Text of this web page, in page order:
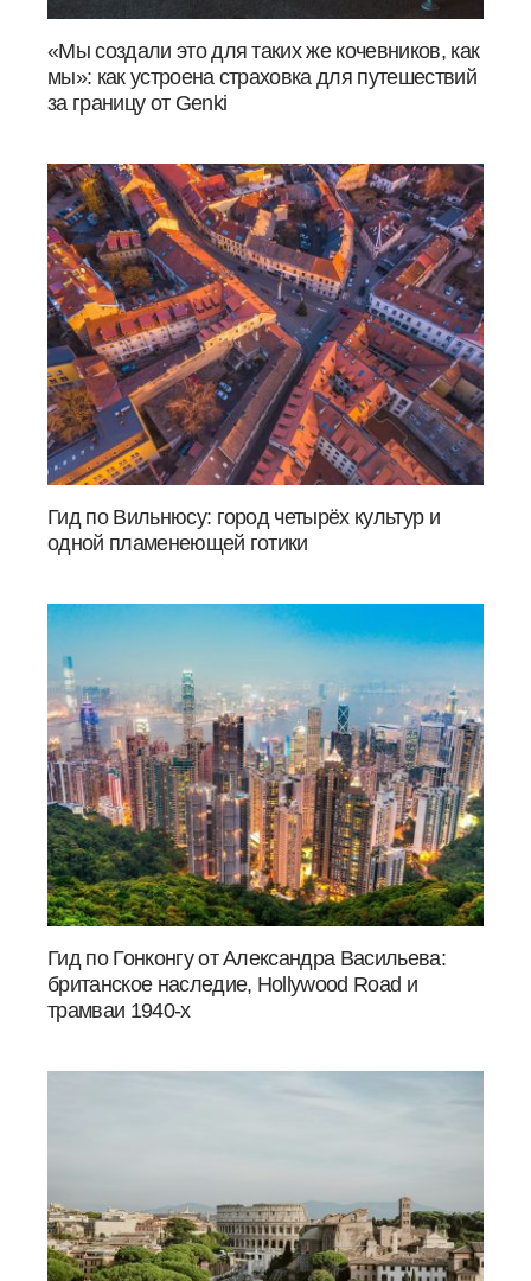
«Мы создали это для таких же кочевников, как
мы»: как устроена страховка для путешествий
за границу от Genki
Гид по Вильнюсу: город четырёх культур и
одной пламенеющей готики
Гид по Гонконгу от Александра Васильева:
британское наследие, Hollywood Road и
трамваи 1940-х